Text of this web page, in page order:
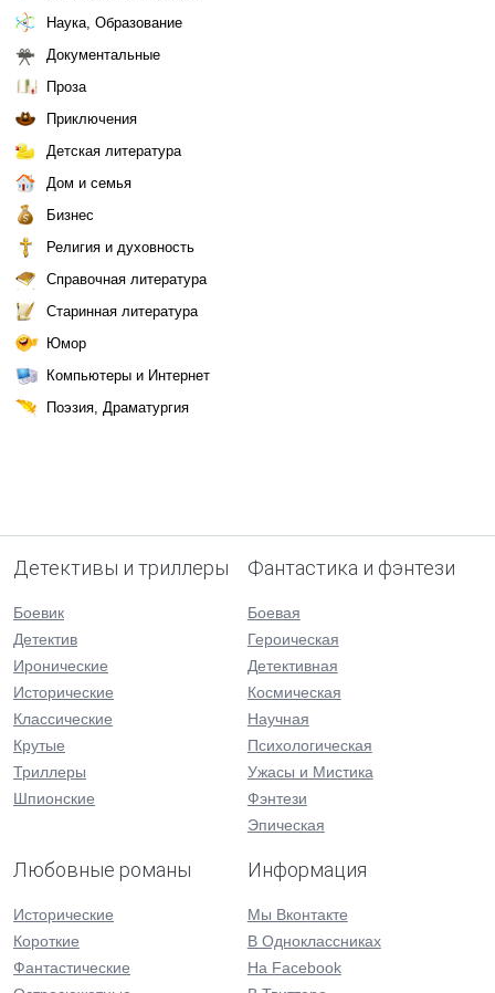
Наука, Образование
Документальные
Проза
Приключения
Детская литература
Дом и семья
Бизнес
Религия и духовность
Справочная литература
Старинная литература
Юмор
Компьютеры и Интернет
Поэзия, Драматургия
Детективы и триллеры
Боевик
Детектив
Иронические
Исторические
Классические
Крутые
Триллеры
Шпионские
Фантастика и фэнтези
Боевая
Героическая
Детективная
Космическая
Научная
Психологическая
Ужасы и Мистика
Фэнтези
Эпическая
Любовные романы
Исторические
Короткие
Фантастические
Информация
Мы Вконтакте
В Одноклассниках
На Facebook